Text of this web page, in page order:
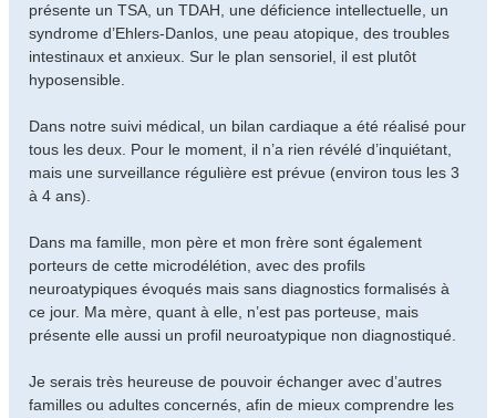
présente un TSA, un TDAH, une déficience intellectuelle, un
syndrome d’Ehlers-Danlos, une peau atopique, des troubles
intestinaux et anxieux. Sur le plan sensoriel, il est plutôt
hyposensible.
Dans notre suivi médical, un bilan cardiaque a été réalisé pour
tous les deux. Pour le moment, il n’a rien révélé d’inquiétant,
mais une surveillance régulière est prévue (environ tous les 3
à 4 ans).
Dans ma famille, mon père et mon frère sont également
porteurs de cette microdélétion, avec des profils
neuroatypiques évoqués mais sans diagnostics formalisés à
ce jour. Ma mère, quant à elle, n’est pas porteuse, mais
présente elle aussi un profil neuroatypique non diagnostiqué.
Je serais très heureuse de pouvoir échanger avec d’autres
familles ou adultes concernés, afin de mieux comprendre les